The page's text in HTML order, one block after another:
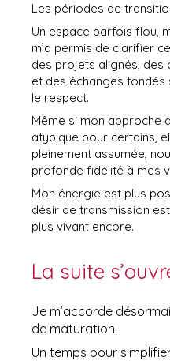
Les périodes de
Un espace parfois flou,
m’a permis de clarifier
des projets alignés, des
et des échanges
le respect.
Même si mon approche
atypique pour certains,
pleinement assumée,
profonde fidélité à mes
Mon énergie est plus
désir de transmission
plus vivant encore.
La suite
Je m’accorde
de maturation.
Un temps pour